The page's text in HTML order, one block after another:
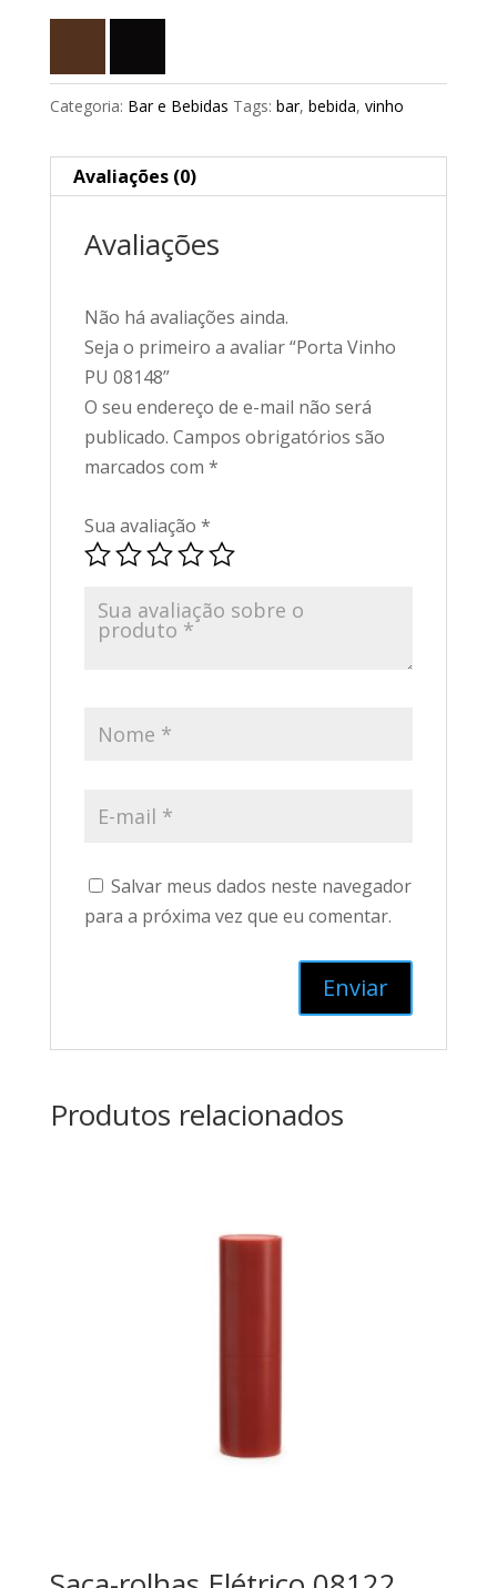
Categoria: Bar e Bebidas Tags: bar, bebida, vinho
Avaliações (0)
Avaliações
Não há avaliações ainda.
Seja o primeiro a avaliar “Porta Vinho
PU 08148”
O seu endereço de e-mail não será
publicado. Campos obrigatórios são
marcados com *
Sua avaliação *
Salvar meus dados neste navegador
para a próxima vez que eu comentar.
Produtos relacionados